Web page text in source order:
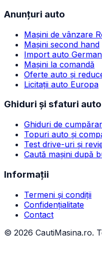
Anunțuri auto
Mașini de vânzare
Mașini second hand
Import auto
Mașini la comandă
Oferte auto și
Licitații auto Europa
Ghiduri și sfaturi auto
Ghiduri de
Topuri auto și
Test drive-uri și
Caută mașini după
Informații
Termeni și condiții
Confidențialitate
Contact
© 2026 CautiMasina.ro.